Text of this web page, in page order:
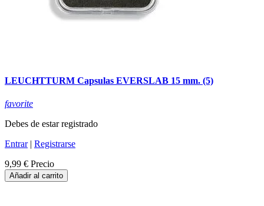
LEUCHTTURM Capsulas EVERSLAB 15 mm. (5)
favorite
Debes de estar registrado
Entrar| Registrarse
9,99 € Precio
Añadir al carrito